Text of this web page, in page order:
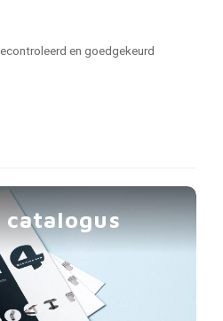
en goedgekeurd